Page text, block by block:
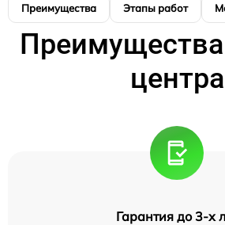
Преимущества Этапы работ
центра
Гарантия до 3-х